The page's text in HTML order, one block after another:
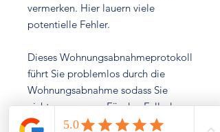
vermerken. Hier lauern viele
potentielle Fehler.
Dieses Wohnungsabnahmeprotokoll
führt Sie problemlos durch die
Wohnungsabnahme sodass Sie
nichts vergessen. Für den Fall, dass
Sie Mängel entdecken sollten, sind